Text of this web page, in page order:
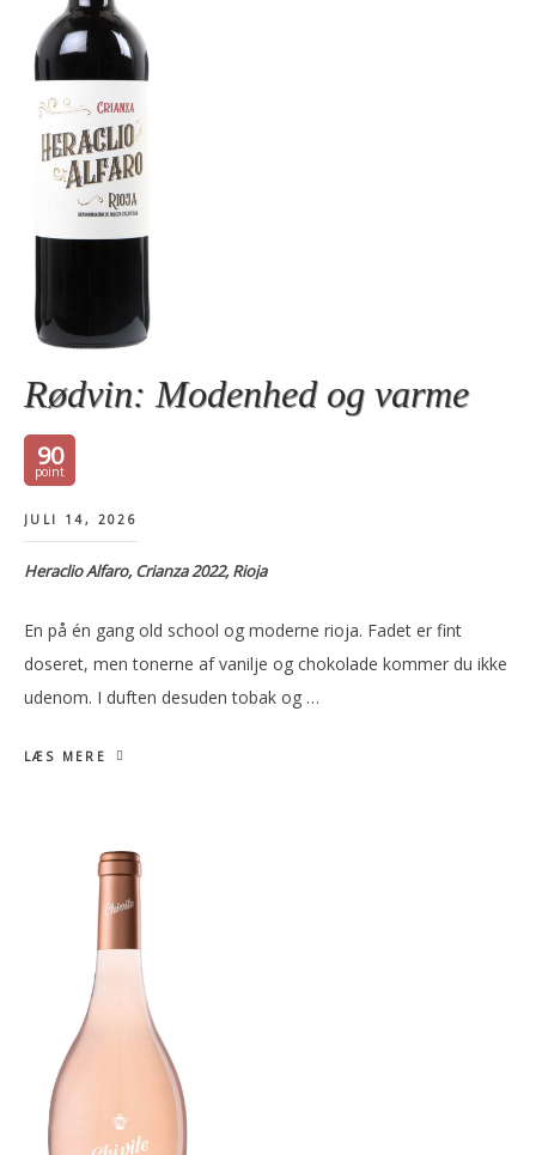
Rødvin: Modenhed og varme
90
JULI 14, 2026
Heraclio Alfaro, Crianza 2022, Rioja
En på én gang old school og moderne rioja. Fadet er fint
doseret, men tonerne af vanilje og chokolade kommer du ikke
udenom. I duften desuden tobak og …
LÆS MERE